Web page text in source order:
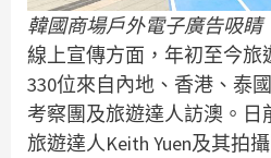
韓國商場戶外電子廣告吸睛
線上宣傳方面，年初至今旅
330位來自內地、香港、泰
考察團及旅遊達人訪澳。日
旅遊達人Keith Yuen及其拍